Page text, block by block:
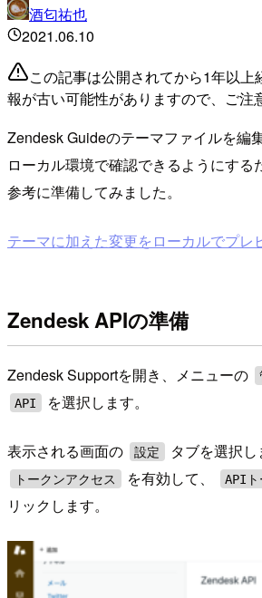
酒匂祐也
2021.06.10
この記事は公開されてから1年以上
報が古い可能性がありますので、ご注
Zendesk Guideのテーマファイルを編
ローカル環境で確認できるようにする
参考に準備してみました。
テーマに加えた変更をローカルでプレ
Zendesk APIの準備
Zendesk Supportを開き、メニューの
API を選択します。
表示される画面の 設定 タブを選択し
トークンアクセス を有効して、 APIト
リックします。